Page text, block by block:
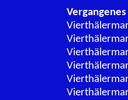
Vergangenes